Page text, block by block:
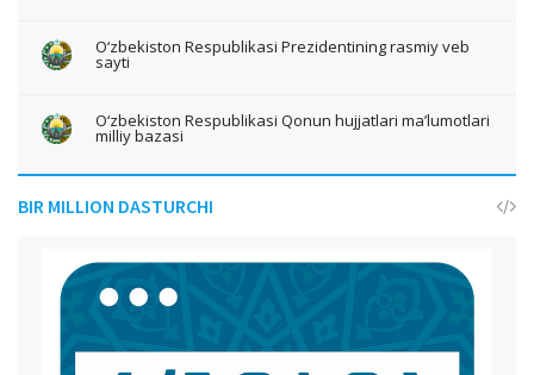
O‘zbekiston Respublikasi Prezidentining rasmiy veb
sayti
O‘zbekiston Respublikasi Qonun hujjatlari ma’lumotlari
milliy bazasi
BIR MILLION DASTURCHI